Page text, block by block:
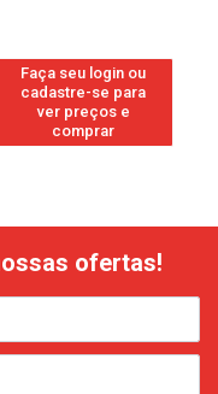
Faça seu login ou
cadastre-se para
ver preços e
comprar
ofertas!